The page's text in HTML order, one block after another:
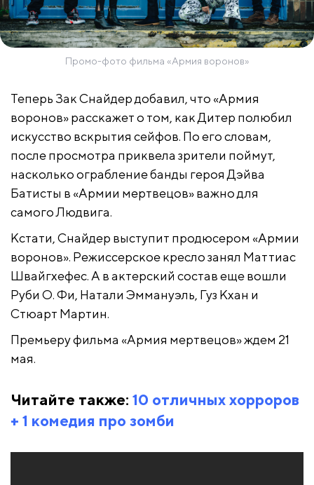
Промо-фото фильма «Армия воронов»
Теперь Зак Снайдер добавил, что «Армия
воронов» расскажет о том, как Дитер полюбил
искусство вскрытия сейфов. По его словам,
после просмотра приквела зрители поймут,
насколько ограбление банды героя Дэйва
Батисты в «Армии мертвецов» важно для
самого Людвига.
Кстати, Снайдер выступит продюсером «Армии
воронов». Режиссерское кресло занял Маттиас
Швайгхефес. А в актерский состав еще вошли
Руби О. Фи, Натали Эммануэль, Гуз Кхан и
Стюарт Мартин.
Премьеру фильма «Армия мертвецов» ждем 21
мая.
Читайте также: 10 отличных хорроров
+ 1 комедия про зомби